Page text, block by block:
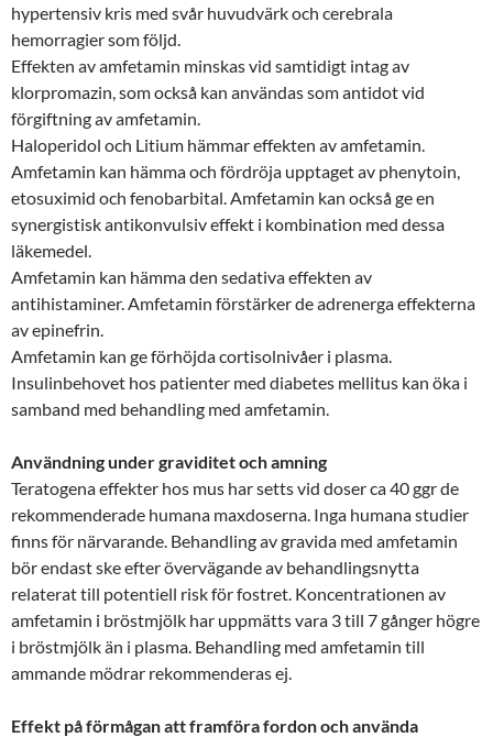
hypertensiv kris med svår huvudvärk och cerebrala
hemorragier som följd.
Effekten av amfetamin minskas vid samtidigt intag av
klorpromazin, som också kan användas som antidot vid
förgiftning av amfetamin.
Haloperidol och Litium hämmar effekten av amfetamin.
Amfetamin kan hämma och fördröja upptaget av phenytoin,
etosuximid och fenobarbital. Amfetamin kan också ge en
synergistisk antikonvulsiv effekt i kombination med dessa
läkemedel.
Amfetamin kan hämma den sedativa effekten av
antihistaminer. Amfetamin förstärker de adrenerga effekterna
av epinefrin.
Amfetamin kan ge förhöjda cortisolnivåer i plasma.
Insulinbehovet hos patienter med diabetes mellitus kan öka i
samband med behandling med amfetamin.
Användning under graviditet och amning
Teratogena effekter hos mus har setts vid doser ca 40 ggr de
rekommenderade humana maxdoserna. Inga humana studier
finns för närvarande. Behandling av gravida med amfetamin
bör endast ske efter övervägande av behandlingsnytta
relaterat till potentiell risk för fostret. Koncentrationen av
amfetamin i bröstmjölk har uppmätts vara 3 till 7 gånger högre
i bröstmjölk än i plasma. Behandling med amfetamin till
ammande mödrar rekommenderas ej.
Effekt på förmågan att framföra fordon och använda